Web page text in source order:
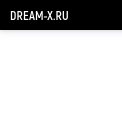
DREAM-X.RU